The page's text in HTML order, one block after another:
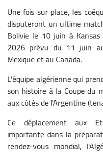
Une fois sur place, les
disputeront un ultime
Bolivie le 10 juin à
2026 prévu du 11 juin
Mexique et au Canada.
L'équipe algérienne qui
son histoire à la Coupe du
aux côtés de l'Argentine
Ce déplacement aux
importante dans la
rendez-vous mondial,